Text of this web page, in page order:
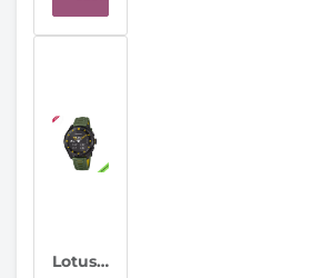
Lotus horloge 20001/7 Connected Full D